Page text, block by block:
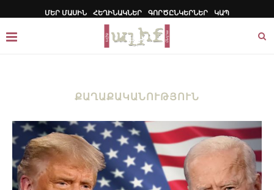
ՄԵՐ ՄԱՍԻՆ ՀԵՂԻՆԱԿՆԵՐ ԳՈՐԾԸՆԿԵՐՆԵՐ ԿԱՊ
ՔԱՂԱՔԱԿԱՆՈՒԹՅՈՒՆ